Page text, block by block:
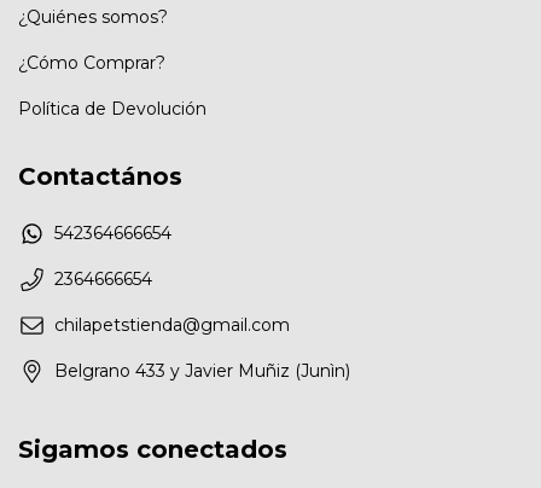
¿Quiénes somos?
¿Cómo Comprar?
Política de Devolución
Contactános
542364666654
2364666654
chilapetstienda@gmail.com
Belgrano 433 y Javier Muñiz (Junìn)
Sigamos conectados